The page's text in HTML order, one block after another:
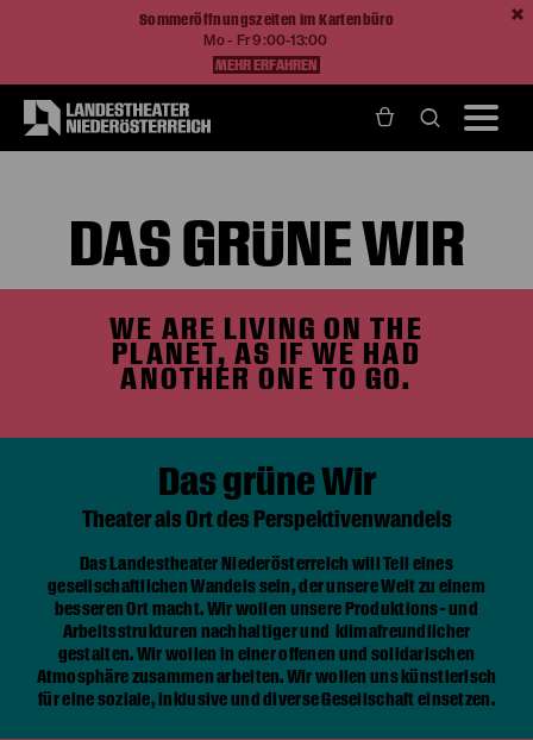
Sommeröffnungszeiten im Kartenbüro
Mo - Fr 9:00-13:00
MEHR ERFAHREN
DAS GRÜNE WIR
WE ARE LIVING ON THE
PLANET, AS IF WE HAD
ANOTHER ONE TO GO.
Das grüne Wir
Theater als Ort des Perspektivenwandels
Das Landestheater Niederösterreich will Teil eines
gesellschaftlichen Wandels sein, der unsere Welt zu einem
besseren Ort macht. Wir wollen unsere Produktions- und
Arbeitsstrukturen nachhaltiger und klimafreundlicher
gestalten. Wir wollen in einer offenen und solidarischen
Atmosphäre zusammen arbeiten. Wir wollen uns künstlerisch
für eine soziale, inklusive und diverse Gesellschaft einsetzen.